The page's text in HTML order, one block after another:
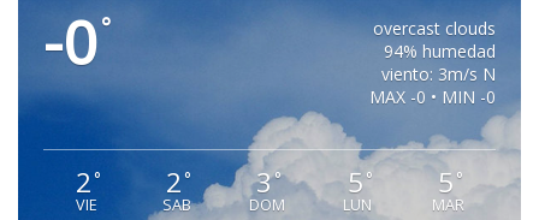
-0°
overcast clouds
94% humedad
viento: 3m/s N
MAX -0 • MIN -0
2°
VIE
2°
SAB
3°
DOM
5 °
LUN
5 °
MAR